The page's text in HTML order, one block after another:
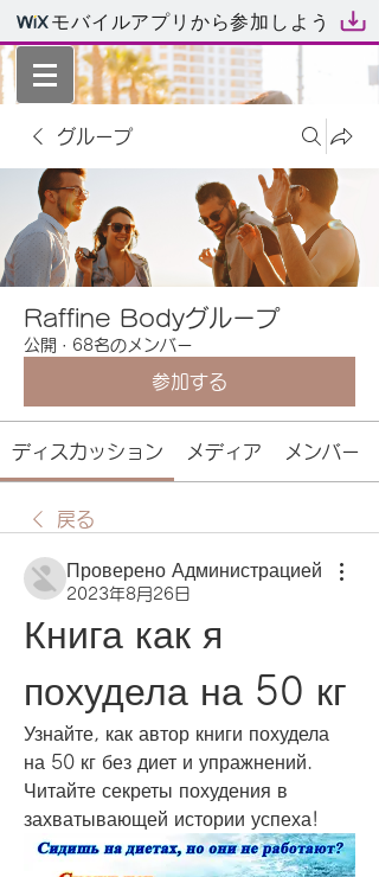
モバイルアプリから参加しよう
グループ
Raffine Bodyグループ
公開 · 68名のメンバー
参加する
ディスカッション メディア メンバー
戻る
Проверено Администрацией
2023年8月26日
Книга как я
похудела на 50 кг
Узнайте, как автор книги похудела
на 50 кг без диет и упражнений.
Читайте секреты похудения в
захватывающей истории успеха!